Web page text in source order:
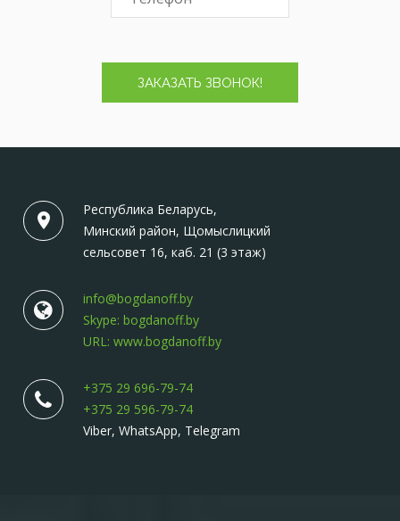
ЗАКАЗАТЬ ЗВОНОК!
Республика Беларусь,
Минский район, Щомыслицкий
сельсовет 16, каб. 21 (3 этаж)
info@bogdanoff.by
Skype: bogdanoff.by
URL: www.bogdanoff.by
+375 29 696-79-74
+375 29 596-79-74
Viber, WhatsApp, Telegram